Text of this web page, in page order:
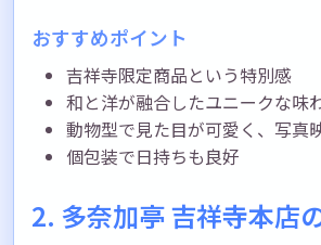
おすすめポイント
吉祥寺限定商品という特別感
和と洋が融合したユニークな味
動物型で見た目が可愛く、写真
個包装で日持ちも良好
2. 多奈加亭 吉祥寺本店